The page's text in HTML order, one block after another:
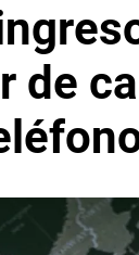
de